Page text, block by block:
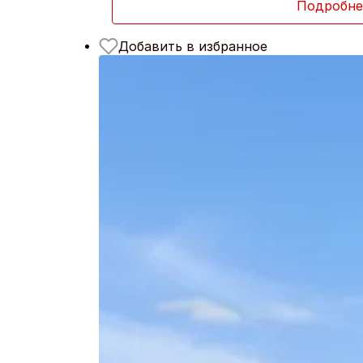
Добавить в избранное